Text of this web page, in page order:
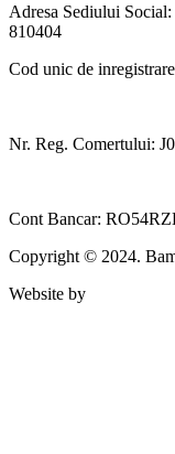
Adresa Sediului
810404
Cod unic de
Nr. Reg. Comertului:
Cont Bancar:
Copyright © 2024.
Website by